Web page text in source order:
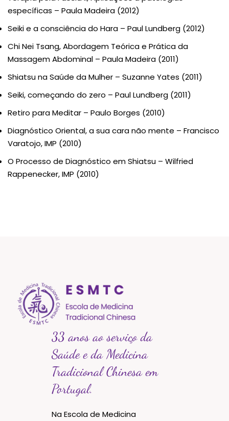
específicas – Paula Madeira (2012)
Seiki e a consciência do Hara – Paul Lundberg (2012)
Chi Nei Tsang, Abordagem Teórica e Prática da
Massagem Abdominal – Paula Madeira (2011)
Shiatsu na Saúde da Mulher – Suzanne Yates (2011)
Seiki, começando do zero – Paul Lundberg (2011)
Retiro para Meditar – Paulo Borges (2010)
Diagnóstico Oriental, a sua cara não mente – Francisco
Varatojo, IMP (2010)
O Processo de Diagnóstico em Shiatsu – Wilfried
Rappenecker, IMP (2010)
33 anos ao serviço da
Saúde e da Medicina
Tradicional Chinesa em
Portugal.
Na Escola de Medicina